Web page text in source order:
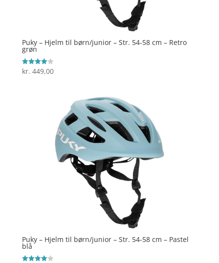
Puky – Hjelm til børn/junior – Str. 54-58 cm – Retro
grøn
Vurderet
4
kr. 449,00
Puky – Hjelm til børn/junior – Str. 54-58 cm – Pastel
blå